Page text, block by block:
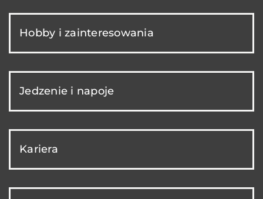
Hobby i zainteresowania
Jedzenie i napoje
Kariera